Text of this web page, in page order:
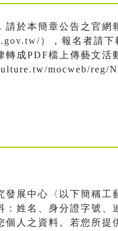
請於本簡章公告之官
），報名者請
轉成PDF檔上傳藝文活
mocweb/
發展中心〈以下簡稱工
：姓名、身分證字號
個人之資料。若您所